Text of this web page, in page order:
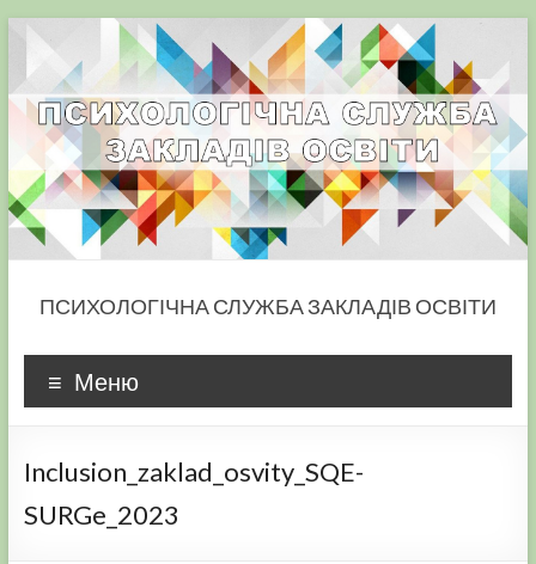
content
ПСИХОЛОГІЧНА СЛУЖБА ЗАКЛАДІВ ОСВІТИ
Меню
Inclusion_zaklad_osvity_SQE-
SURGe_2023